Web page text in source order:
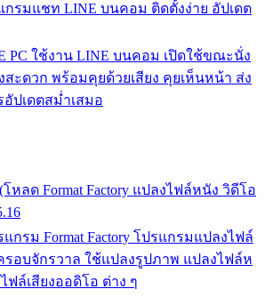
กรมแชท LINE บนคอม ติดตั้งง่าย อัปเดต
PC ใช้งาน LINE บนคอม เปิดใช้ขณะนั่ง
สะดวก พร้อมคุยด้วยเสียง คุยเห็นหน้า ส่ง
ปเดตสม่ำเสมอ
(โหลด Format Factory แปลงไฟล์หนัง วิดีโอ
กรม Format Factory โปรแกรมแปลงไฟล์
รอบจักรวาล ใช้แปลงรูปภาพ แปลงไฟล์ห
ฟล์เสียงออดิโอ ต่าง ๆ